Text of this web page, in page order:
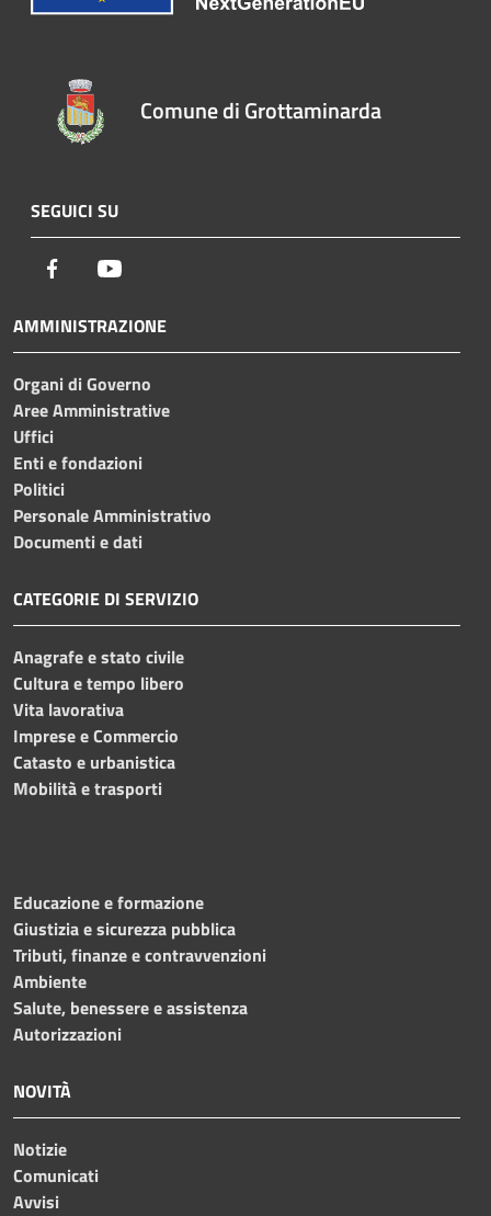
Comune di Grottaminarda
SEGUICI SU
Facebook
AMMINISTRAZIONE
Organi di Governo
Aree Amministrative
Uffici
Enti e fondazioni
Politici
Personale Amministrativo
Documenti e dati
CATEGORIE DI SERVIZIO
Anagrafe e stato civile
Cultura e tempo libero
Vita lavorativa
Imprese e Commercio
Catasto e urbanistica
Mobilità e trasporti
Educazione e formazione
Giustizia e sicurezza pubblica
Tributi, finanze e contravvenzioni
Ambiente
Salute, benessere e assistenza
Autorizzazioni
NOVITÀ
Notizie
Comunicati
Avvisi